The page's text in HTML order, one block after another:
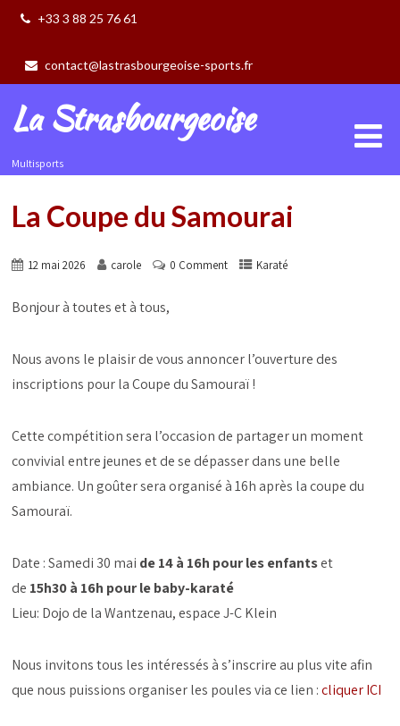
+33 3 88 25 76 61
contact@lastrasbourgeoise-sports.fr
La Strasbourgeoise
Multisports
La Coupe du Samourai
12 mai 2026 carole 0 Comment Karaté
Bonjour à toutes et à tous,
Nous avons le plaisir de vous annoncer l’ouverture des
inscriptions pour la Coupe du Samouraï !
Cette compétition sera l’occasion de partager un moment
convivial entre jeunes et de se dépasser dans une belle
ambiance. Un goûter sera organisé à 16h après la coupe du
Samouraï.
Date : Samedi 30 mai de 14 à 16h pour les enfantset
de 15h30 à 16h pour le baby-karaté
Lieu: Dojo de la Wantzenau, espace J-C Klein
Nous invitons tous les intéressés à s’inscrire au plus vite afin
que nous puissions organiser les poules via ce lien :cliquer ICI